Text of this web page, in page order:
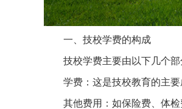
一、技校学费的构成
技校学费主要由以下几个部
学费：这是技校教育的主
其他费用：如保险费、体检